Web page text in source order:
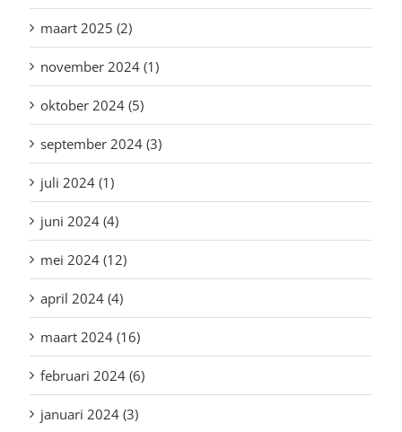
maart 2025 (2)
november 2024 (1)
oktober 2024 (5)
september 2024 (3)
juli 2024 (1)
juni 2024 (4)
mei 2024 (12)
april 2024 (4)
maart 2024 (16)
februari 2024 (6)
januari 2024 (3)